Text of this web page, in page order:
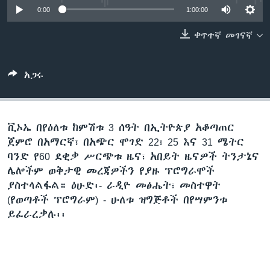
0:00 1:00:00
ቀጥተኛ መገናኛ
አጋሩ
ቪኦኤ በየዕለቱ ከምሽቱ 3 ሰዓት በኢትዮጵያ አቆጣጠር
ጀምሮ በአማርኛ፣ በአጭር ሞገድ 22፣ 25 እና 31 ሜትር
ባንድ የ60 ደቂቃ ሥርጭቱ ዜና፣ አበይት ዜናዎች ትንታኔና
ሌሎችም ወቅታዊ መረጃዎችን የያዙ ፕሮግራሞች
ያስተላልፋል። ዕሁድ፡- ራዲዮ መፅሔት፣ መስተዋት
(የወጣቶች ፕሮግራም) - ሁለቱ ዝግጅቶች በየሣምንቱ
ይፈራረቃሉ፡፡